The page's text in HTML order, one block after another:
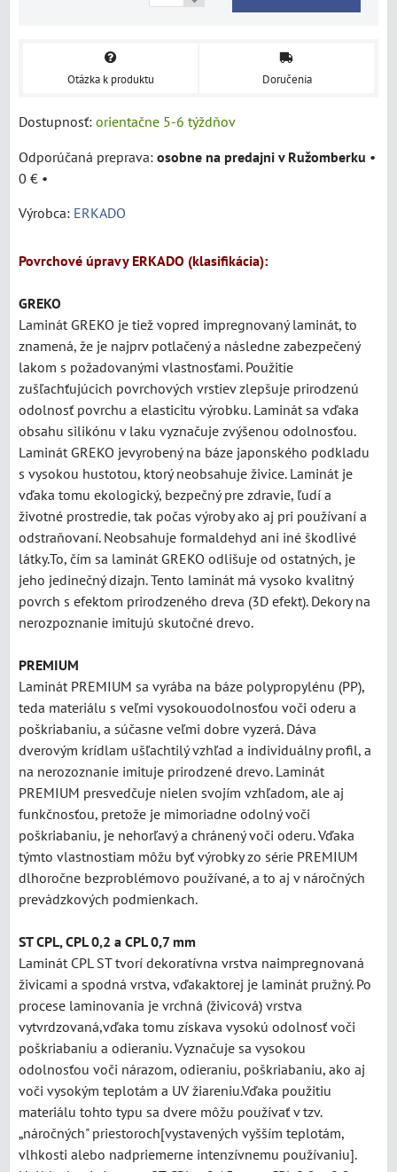
Otázka k produktu Doručenia
Dostupnosť: orientačne 5-6 týždňov
osobne na predajni v Ružomberku •
0 € •
Výrobca: ERKADO
Povrchové úpravy ERKADO (klasifikácia):
GREKO
Laminát GREKO je tiež vopred impregnovaný laminát, to
znamená, že je najprv potlačený a následne zabezpečený
lakom s požadovanými vlastnosťami. Použitie
zušľachťujúcich povrchových vrstiev zlepšuje prirodzenú
odolnosť povrchu a elasticitu výrobku. Laminát sa vďaka
obsahu silikónu v laku vyznačuje zvýšenou odolnosťou.
Laminát GREKO jevyrobený na báze japonského podkladu
s vysokou hustotou, ktorý neobsahuje živice. Laminát je
vďaka tomu ekologický, bezpečný pre zdravie, ľudí a
životné prostredie, tak počas výroby ako aj pri používaní a
odstraňovaní. Neobsahuje formaldehyd ani iné škodlivé
látky.To, čím sa laminát GREKO odlišuje od ostatných, je
jeho jedinečný dizajn. Tento laminát má vysoko kvalitný
povrch s efektom prirodzeného dreva (3D efekt). Dekory na
nerozpoznanie imitujú skutočné drevo.
PREMIUM
Laminát PREMIUM sa vyrába na báze polypropylénu (PP),
teda materiálu s veľmi vysokouodolnosťou voči oderu a
poškriabaniu, a súčasne veľmi dobre vyzerá. Dáva
dverovým krídlam ušľachtilý vzhľad a individuálny profil, a
na nerozoznanie imituje prirodzené drevo. Laminát
PREMIUM presvedčuje nielen svojím vzhľadom, ale aj
funkčnosťou, pretože je mimoriadne odolný voči
poškriabaniu, je nehorľavý a chránený voči oderu. Vďaka
týmto vlastnostiam môžu byť výrobky zo série PREMIUM
dlhoročne bezproblémovo používané, a to aj v náročných
prevádzkových podmienkach.
ST CPL, CPL 0,2 a CPL 0,7 mm
Laminát CPL ST tvorí dekoratívna vrstva naimpregnovaná
živicami a spodná vrstva, vďakaktorej je laminát pružný. Po
procese laminovania je vrchná (živicová) vrstva
vytvrdzovaná,vďaka tomu získava vysokú odolnosť voči
poškriabaniu a odieraniu. Vyznačuje sa vysokou
odolnosťou voči nárazom, odieraniu, poškriabaniu, ako aj
voči vysokým teplotám a UV žiareniu.Vďaka použitiu
materiálu tohto typu sa dvere môžu používať v tzv.
„náročných" priestoroch[vystavených vyšším teplotám,
vlhkosti alebo nadpriemerne intenzívnemu používaniu].